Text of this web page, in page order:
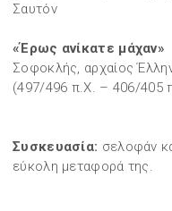
Σαυτόν
«Έρως ανίκατε μάχαν»
Σοφοκλής, αρχαίος
(497/496 π.Χ. – 406/405
Συσκευασία: σελοφάν
εύκολη μεταφορά της.